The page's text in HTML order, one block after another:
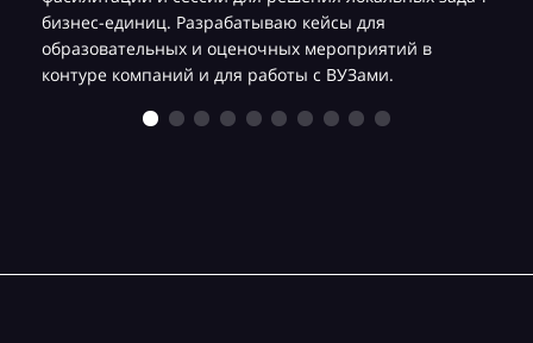
бизнес-единиц. Разрабатываю кейсы для
образовательных и оценочных мероприятий в
контуре компаний и для работы с ВУЗами.